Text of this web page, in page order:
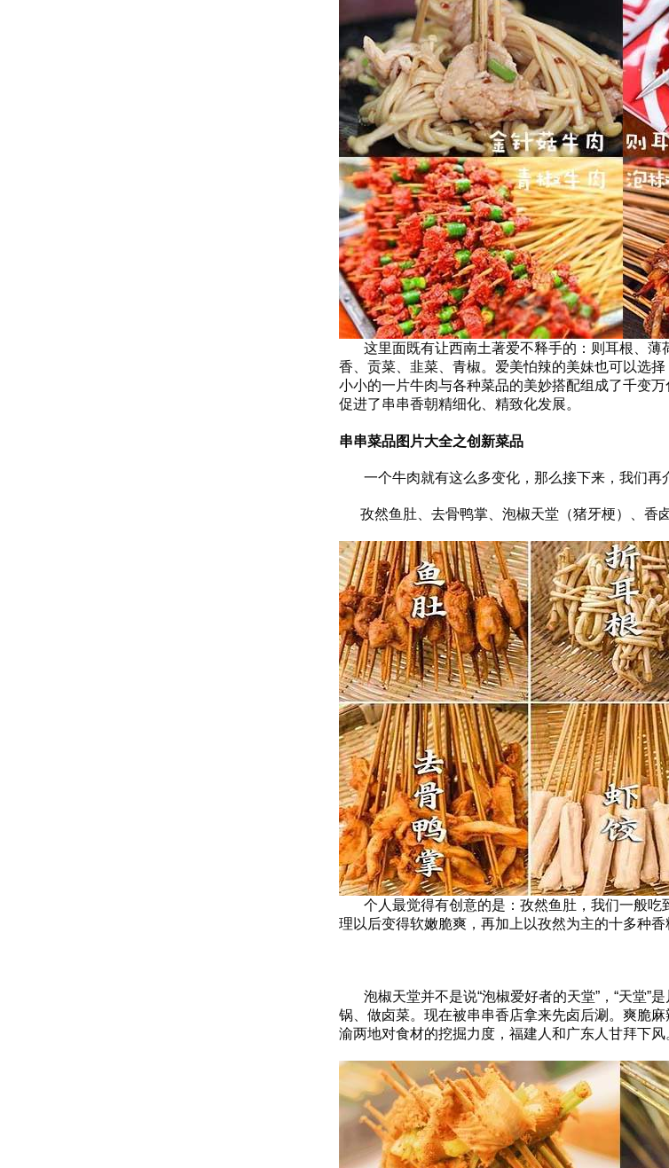
这里面既有让西南土著爱不释手的：则耳根、薄
香、贡菜、韭菜、青椒。爱美怕辣的美妹也可以选
小小的一片牛肉与各种菜品的美妙搭配组成了千变
促进了串串香朝精细化、精致化发展。
串串菜品图片大全之创新菜品
一个牛肉就有这么多变化，那么接下来，我们再
孜然鱼肚、去骨鸭掌、泡椒天堂（猪牙梗）、香
个人最觉得有创意的是：孜然鱼肚，我们一般吃
理以后变得软嫩脆爽，再加上以孜然为主的十多种
泡椒天堂并不是说“泡椒爱好者的天堂”，“天堂”
锅、做卤菜。现在被串串香店拿来先卤后涮。爽脆
渝两地对食材的挖掘力度，福建人和广东人甘拜下风